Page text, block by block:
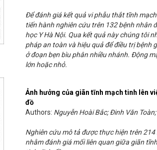
Để đánh giá kết quả vi phẫu thắt tĩnh
tiến hành nghiên cứu trên 132 bệnh nhân
học Y Hà Nội. Qua kết quả này chúng tôi
pháp an toàn và hiệu quả để điều trị
ở đoạn bẹn bìu phân nhiều nhánh. Động
lớn hoặc nhỏ.
Ảnh hưởng của giãn tĩnh mạch tinh lên
đồ
Authors: Nguyễn Hoài Bắc; Đinh Văn
Nghiên cứu mô tả được thực hiện trên
nhằm đánh giá mối liên quan giữa giãn